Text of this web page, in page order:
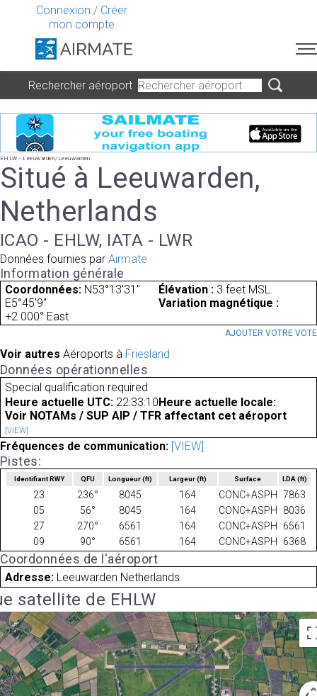
Connexion / Créer
mon compte
Rechercher aéroport
EHLW - Leeuwarden/Leeuwarden
Situé à Leeuwarden,
Netherlands
ICAO - EHLW, IATA - LWR
Données fournies par Airmate
Information générale
Coordonnées: N53°13'31"
E5°45'9"
Élévation : 3 feet MSL.
Variation magnétique :
+2.000° East
AJOUTER VOTRE VOTE
Voir autres Aéroports à Friesland
Données opérationnelles
Special qualification required
Heure actuelle UTC: 22:33:10 Heure actuelle locale:
Voir NOTAMs / SUP AIP / TFR affectant cet aéroport
[VIEW]
Fréquences de communication: [VIEW]
Pistes:
Identifiant RWY QFU Longueur(ft) Largeur(ft) Surface LDA (ft)
23 236° 8045 164 CONC+ASPH 7863
05
56° 8045 164 CONC+ASPH
8036
27
270° 6561 164 CONC+ASPH
6561
09
90° 6561 164 CONC+ASPH 6368
Coordonnées de l'aéroport
Adresse: Leeuwarden Netherlands
satellite de EHLW